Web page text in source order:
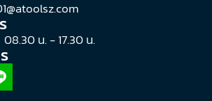
น. - 17.30 น.